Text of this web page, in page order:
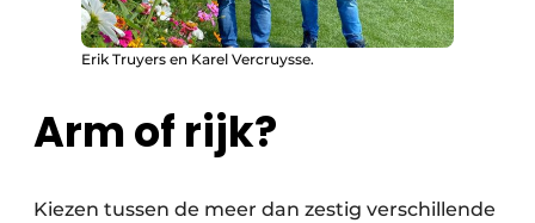
Erik Truyers en Karel Vercruysse.
Arm of rijk?
Kiezen tussen de meer dan zestig verschillende